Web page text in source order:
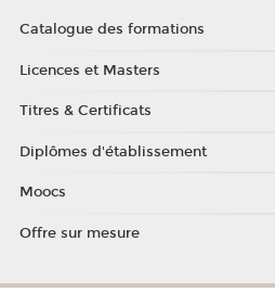
Catalogue des formations
Licences et Masters
Titres & Certificats
Diplômes d'établissement
Moocs
Offre sur mesure